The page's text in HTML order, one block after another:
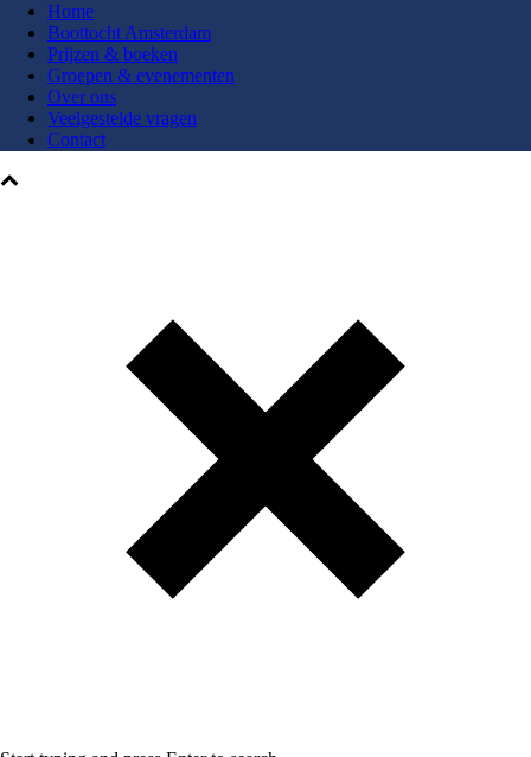
Home
Boottocht Amsterdam
Prijzen & boeken
Groepen & evenementen
Over ons
Veelgestelde vragen
Contact